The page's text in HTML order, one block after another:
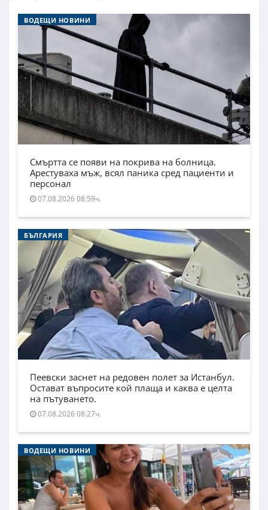
ВОДЕЩИ НОВИНИ
Смъртта се появи на покрива на болница.
Арестуваха мъж, всял паника сред пациенти и
персонал
07.08.2026 08:59ч.
БЪЛГАРИЯ
Пеевски заснет на редовен полет за Истанбул.
Остават въпросите кой плаща и каква е целта
на пътуването.
07.08.2026 08:27ч.
ВОДЕЩИ НОВИНИ